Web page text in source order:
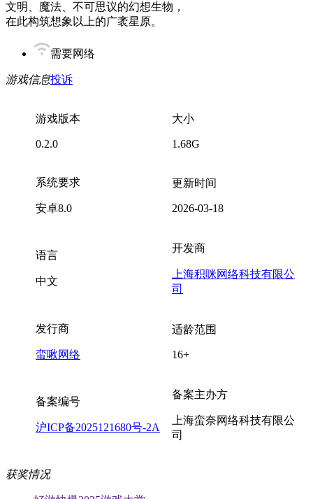
文明、魔法、不可思议的幻想生物，
在此构筑想象以上的广袤星原。
需要网络
游戏信息投诉
游戏版本
0.2.0
大小
1.68G
系统要求
安卓8.0
更新时间
2026-03-18
语言
中文
开发商
上海积咪网络科技有限公
司
发行商
蛮啾网络
适龄范围
16+
备案编号
沪ICP备2025121680号-2A
备案主办方
上海蛮奈网络科技有限公
司
获奖情况